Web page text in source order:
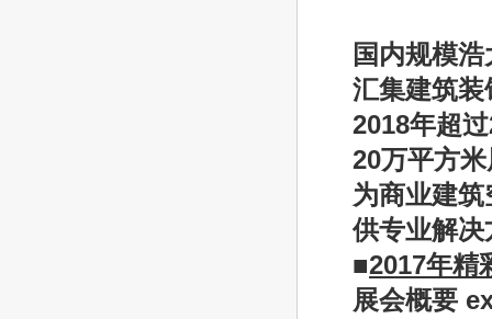
国内规模
汇集建筑
2018年超过
20万平方
为商业建
供专业解
■2017年精
展会概要